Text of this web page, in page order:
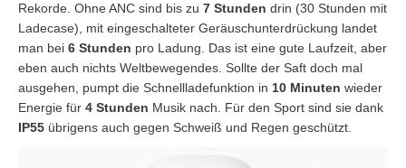
Rekorde. Ohne ANC sind bis zu 7 Stunden drin (30 Stunden mit
Ladecase), mit eingeschalteter Geräuschunterdrückung landet
man bei 6 Stunden pro Ladung. Das ist eine gute Laufzeit, aber
eben auch nichts Weltbewegendes. Sollte der Saft doch mal
ausgehen, pumpt die Schnellladefunktion in 10 Minuten wieder
Energie für 4 Stunden Musik nach. Für den Sport sind sie dank
IP55 übrigens auch gegen Schweiß und Regen geschützt.